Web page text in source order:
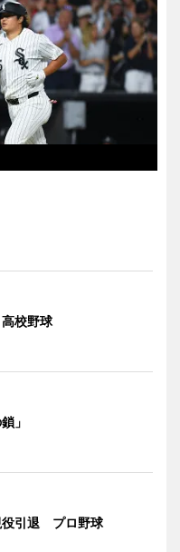
校野球
鎖」
役引退 プロ野球